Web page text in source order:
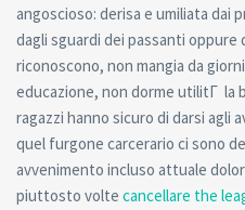
angoscioso: derisa e umiliata dai
dagli sguardi dei passanti oppure
riconoscono, non mangia da
educazione, non dorme utilitГ la
ragazzi hanno sicuro di darsi agli
quel furgone carcerario ci sono
avvenimento incluso attuale
piuttosto volte cancellare the